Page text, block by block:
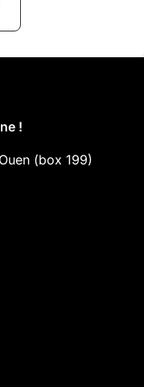
!
(box 199)